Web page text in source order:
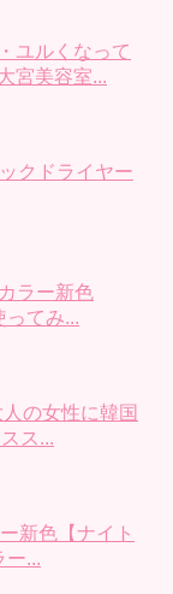
ユルくなって
宮美容室...
クドライヤー
ラー新色
ってみ...
の女性に韓国
ス...
新色【ナイト
ー...